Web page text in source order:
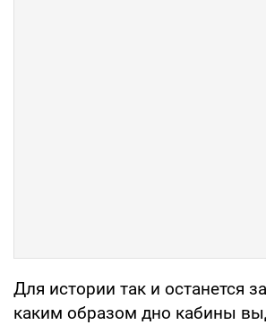
Для истории так и останется
каким образом дно кабины